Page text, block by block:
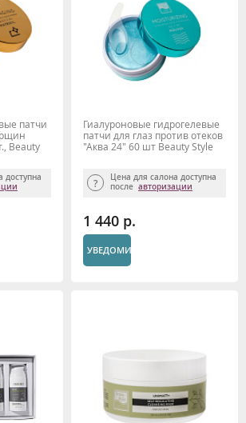
патчи
Beauty
доступна
Гиалуроновые гидрогелевые
патчи для глаз против отеков
"Аква 24" 60 шт Beauty Style
Цена для салона доступна
после авторизации
1 440 р.
УВЕДОМИТЬ